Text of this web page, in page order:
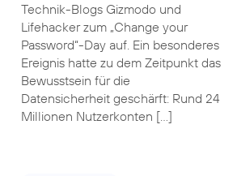
Technik-Blogs Gizmodo und
Lifehacker zum „Change your
Password“-Day auf. Ein besonderes
Ereignis hatte zu dem Zeitpunkt das
Bewusstsein für die
Datensicherheit geschärft: Rund 24
Millionen Nutzerkonten […]